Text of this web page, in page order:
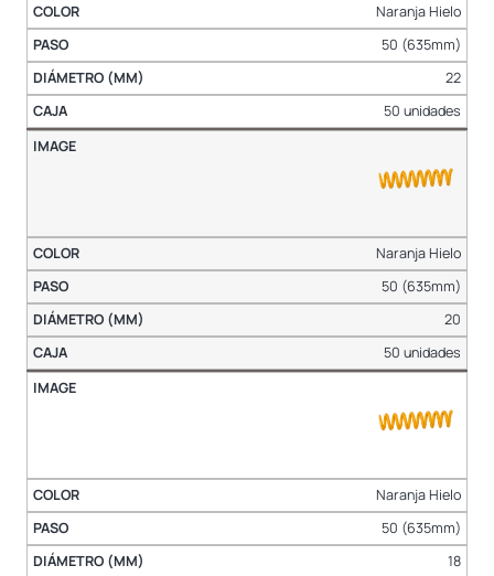
Naranja Hielo
50 (635mm)
22
50 unidades
Naranja Hielo
50 (635mm)
20
50 unidades
Naranja Hielo
50 (635mm)
18